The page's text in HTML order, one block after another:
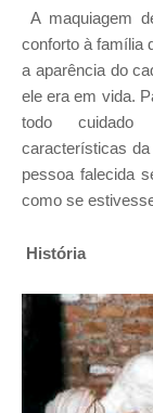
A maquiagem
conforto à família
a aparência do
ele era em vida.
todo cuidado
características
pessoa falecida
como se
História